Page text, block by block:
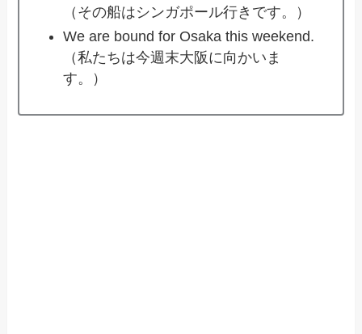
（その船はシンガポール行きです。）
We are bound for Osaka this weekend.
（私たちは今週末大阪に向かいま
す。）